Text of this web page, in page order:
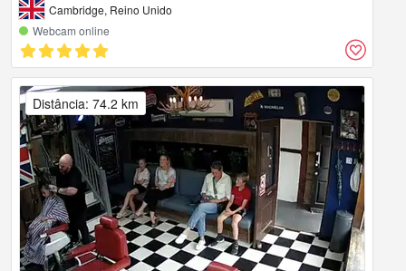
Cambridge, Reino Unido
Webcam online
Distância: 74.2 km